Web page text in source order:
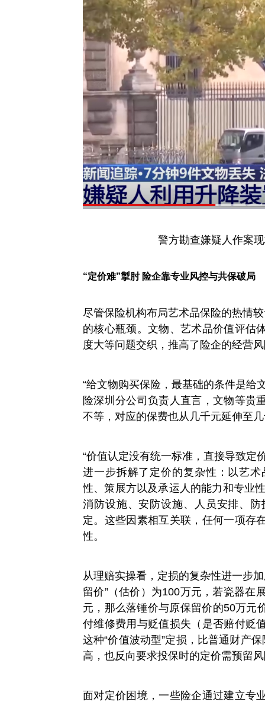
警方勘查嫌疑人作案
“定价难”掣肘 险企靠专业风控与共保破局
尽管保险机构布局艺术品保险的热情
的核心瓶颈。文物、艺术品价值评估
度大等问题交织，推高了险企的经营
“给文物购买保险，最基础的条件是给
险深圳分公司负责人直言，文物等贵
不等，对应的保费也从几千元延伸至
“价值认定没有统一标准，直接导致定
进一步拆解了定价的复杂性：以艺
性、策展方以及承运人的能力和专业
消防设施、安防设施、人员安排、
定。这些因素相互关联，任何一项存
性。
从理赔实操看，定损的复杂性进一步
留价”（估价）为100万元，若瓷器在
元，那么落锤价与原保留价的50万元
付维修费用与贬值损失（是否赔付贬
这种“价值波动型”定损，比普通财产
高，也反向要求投保时的定价需预留
面对定价困境，一些险企通过建立专